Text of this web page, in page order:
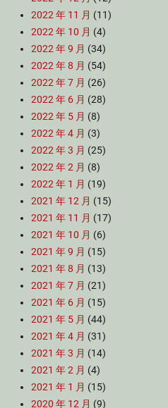
2022 年 11 月 (11)
2022 年 10 月 (4)
2022 年 9 月 (34)
2022 年 8 月 (54)
2022 年 7 月 (26)
2022 年 6 月 (28)
2022 年 5 月 (8)
2022 年 4 月 (3)
2022 年 3 月 (25)
2022 年 2 月 (8)
2022 年 1 月 (19)
2021 年 12 月 (15)
2021 年 11 月 (17)
2021 年 10 月 (6)
2021 年 9 月 (15)
2021 年 8 月 (13)
2021 年 7 月 (21)
2021 年 6 月 (15)
2021 年 5 月 (44)
2021 年 4 月 (31)
2021 年 3 月 (14)
2021 年 2 月 (4)
2021 年 1 月 (15)
2020 年 12 月 (9)